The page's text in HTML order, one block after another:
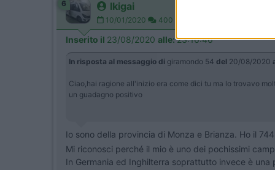
6 Ikigai
10/01/2020 400
Inserito il 23/08/2020 alle:23:16:46
In risposta al messaggio di giramondo 54 del 20/08/2020
Ciao,hai ragione all'inizio era come dici tu ma lo trovavo
un guadagno positivo
Io sono della provincia di Monza e Brianza. Ho il
Mi riconosci perché il mio è uno dei pochissimi
In Germania ed Inghilterra soprattutto invece è una